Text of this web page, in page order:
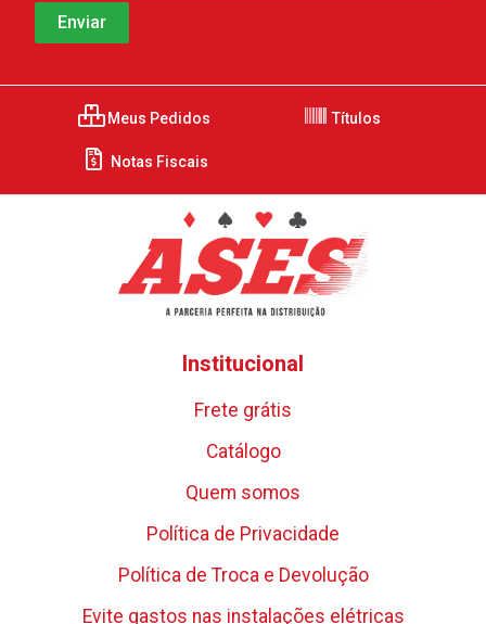
Meus Pedidos Títulos
Notas Fiscais
Institucional
Frete grátis
Catálogo
Quem somos
Política de Privacidade
Política de Troca e Devolução
Evite gastos nas instalações elétricas